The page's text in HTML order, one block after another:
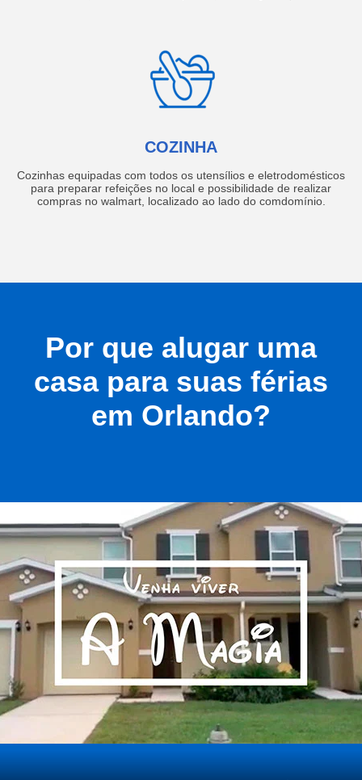
COZINHA
Cozinhas equipadas com todos os utensílios e eletrodomésticos
para preparar refeições no local e possibilidade de realizar
compras no walmart, localizado ao lado do comdomínio.
Por que alugar uma
casa para suas férias
em Orlando?